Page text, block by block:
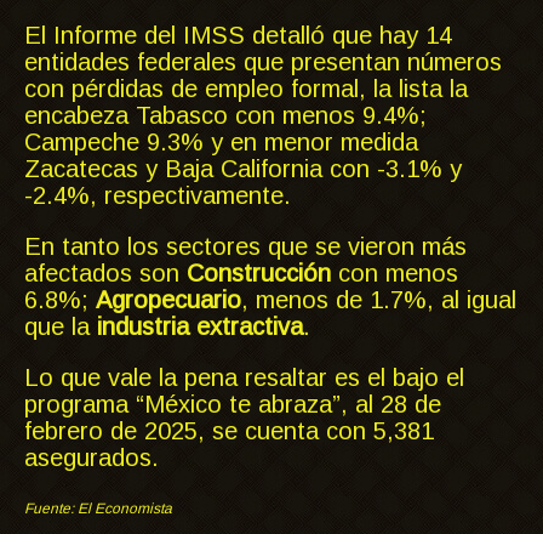
El Informe del IMSS detalló que hay 14
entidades federales que presentan números
con pérdidas de empleo formal, la lista la
encabeza Tabasco con menos 9.4%;
Campeche 9.3% y en menor medida
Zacatecas y Baja California con -3.1% y
-2.4%, respectivamente.
En tanto los sectores que se vieron más
afectados son Construcción con menos
6.8%; Agropecuario, menos de 1.7%, al igual
que la industria extractiva.
Lo que vale la pena resaltar es el bajo el
programa “México te abraza”, al 28 de
febrero de 2025, se cuenta con 5,381
asegurados.
Fuente: El Economista